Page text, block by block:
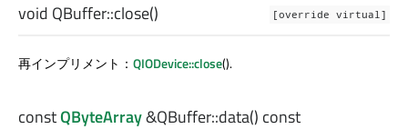
[override virtual]
void QBuffer::close()
再インプリメント： QIODevice::close().
constQByteArray&QBuffer::data() const